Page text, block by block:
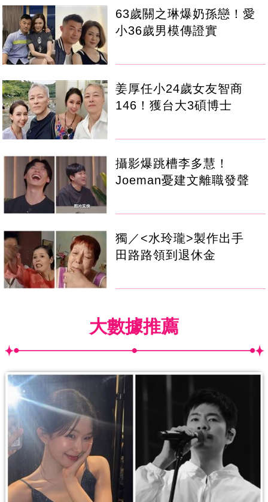
63歲關之琳爆奶孫戀！愛
小36歲男模傳證實
姜厚任小24歲女友智商
146！獲台大3碩博士
攝影爆跳槽李多慧！
Joeman憂建文離職發聲
獨／<水玲瓏>製作出手
田路路領到退休金
大數據推薦